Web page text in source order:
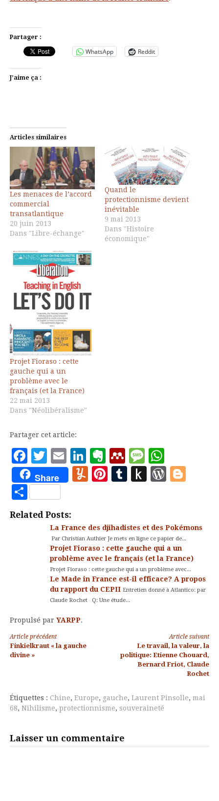
Partager :
WhatsApp Reddit
J’aime ça :
Articles similaires
Les menaces de l’accord
commercial
transatlantique
20 juin 2013
Dans "Libre-échange"
Quand le
protectionnisme devient
inévitable
9 mai 2013
Dans "Histoire
économique"
Projet Fioraso : cette
gauche qui a un
problème avec le
français (et la France)
22 mai 2013
Dans "Néolibéralisme"
Partager cet article:
Facebook
Twitter
EmailLinkedIn
Evernote
Mendeley
Message
Share Yummly
Pinterest
Tumblr
Push
Partager
Related Posts:
La France des djihadistes et des Pokémons
Par Christian Authier Je mets en ligne ce papier de...
Projet Fioraso : cette gauche qui a un
problème avec le français (et la France)
Projet Fioraso : cette gauche qui a un problème avec...
Le Made in France est-il efficace? A propos
du rapport du CEPII Entretien donné à Atlantico: par
Claude Rochet Q: Une étude...
Propulsé par YARPP.
Lire
la
Article précédent
Finkielkraut « la gauche
divine »
Article suivant
Le travail, la valeur, la
politique: Etienne Chouard,
Bernard Friot, Claude
Rochet
Étiquettes : Chine, Europe, gauche, Laurent Pinsolle, mai
68, Nihilisme, protectionnisme, souveraineté
Laisser un commentaire